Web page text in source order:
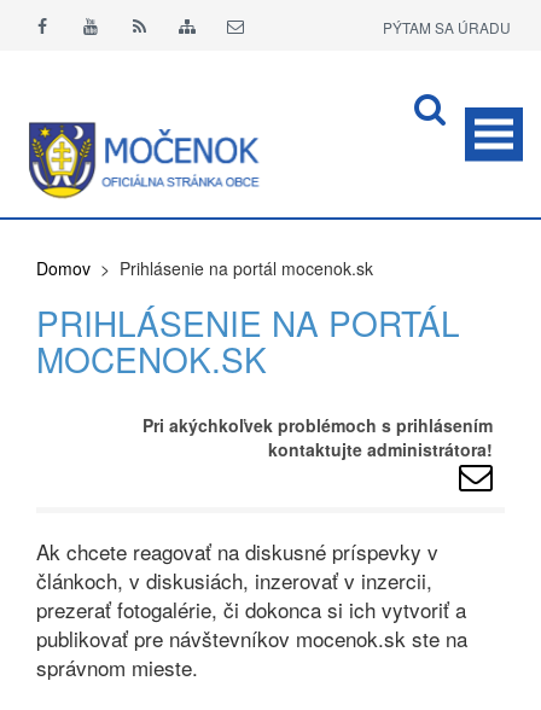
PÝTAM SA ÚRADU
Domov > Prihlásenie na portál mocenok.sk
PRIHLÁSENIE NA PORTÁL
MOCENOK.SK
Pri akýchkoľvek problémoch s prihlásením
kontaktujte administrátora!
Ak chcete reagovať na diskusné príspevky v
článkoch, v diskusiách, inzerovať v inzercii,
prezerať fotogalérie, či dokonca si ich vytvoriť a
publikovať pre návštevníkov mocenok.sk ste na
správnom mieste.